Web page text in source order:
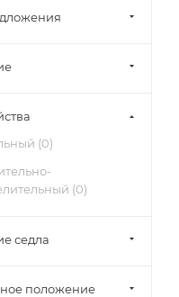
(0)
(0)
седла
положение